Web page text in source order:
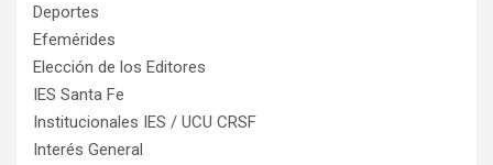
Deportes
Efemérides
Elección de los Editores
IES Santa Fe
Institucionales IES / UCU CRSF
Interés General